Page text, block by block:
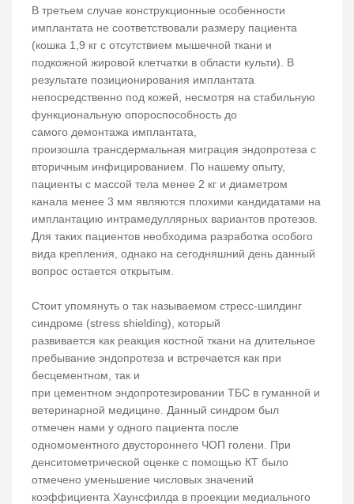
В третьем случае конструкционные особенности
имплантата не соответствовали размеру пациента
(кошка 1,9 кг с отсутствием мышечной ткани и
подкожной жировой клетчатки в области культи). В
результате позиционирования имплантата
непосредственно под кожей, несмотря на стабильную
функциональную опороспособность до
самого демонтажа имплантата,
произошла трансдермальная миграция эндопротеза с
вторичным инфицированием. По нашему опыту,
пациенты с массой тела менее 2 кг и диаметром
канала менее 3 мм являются плохими кандидатами на
имплантацию интрамедуллярных вариантов протезов.
Для таких пациентов необходима разработка особого
вида крепления, однако на сегодняшний день данный
вопрос остается открытым.
Стоит упомянуть о так называемом стресс-шилдинг
синдроме (stress shielding), который
развивается как реакция костной ткани на длительное
пребывание эндопротеза и встречается как при
бесцементном, так и
при цементном эндопротезировании ТБС в гуманной и
ветеринарной медицине. Данный синдром был
отмечен нами у одного пациента после
одномоментного двустороннего ЧОП голени. При
денситометрической оценке с помощью КТ было
отмечено уменьшение числовых значений
коэффициента Хаунсфилда в проекции медиального